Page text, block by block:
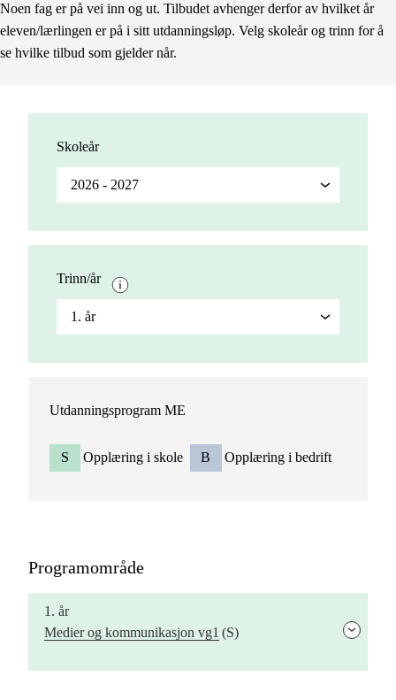
Noen fag er på vei inn og ut. Tilbudet avhenger derfor av hvilket år
eleven/lærlingen er på i sitt utdanningsløp. Velg skoleår og trinn for å
se hvilke tilbud som gjelder når.
Skoleår
2026 - 2027
Trinn/år
1. år
Utdanningsprogram ME
S Opplæring i skole B Opplæring i bedrift
Programområde
1. år
Medier og kommunikasjon vg1 (S)